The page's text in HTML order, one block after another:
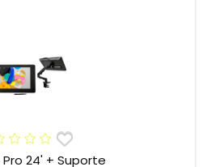
+ Suporte